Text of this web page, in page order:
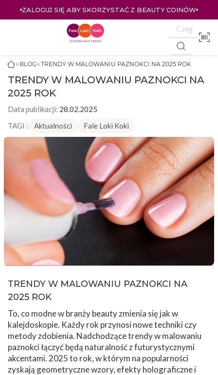
ZALOGUJ SIĘ I KUPUJ TANIEJ – AŻ 33% ZNIŻKI
TRENDY W MALOWANIU PAZNOKCI NA 2025 ROK
BLOG
TRENDY W MALOWANIU PAZNOKCI NA
2025 ROK
Data publikacji: 28.02.2025
TAGI :
Aktualności Fale Loki Koki
TRENDY W MALOWANIU PAZNOKCI NA
2025 ROK
To, co modne w branży beauty zmienia się jak w
kalejdoskopie. Każdy rok przynosi nowe techniki czy
metody zdobienia. Nadchodzące trendy w malowaniu
paznokci łączyć będą naturalność z futurystycznymi
akcentami. 2025 to rok, w którym na popularności
zyskają geometryczne wzory, efekty holograficzne i